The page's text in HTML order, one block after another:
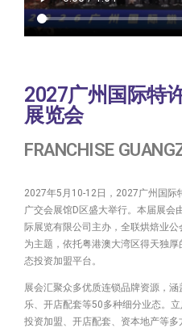
2027广州国际特
展览会
FRANCHISE
2027年5月10-12日，2027广州国际
广交会展馆D区盛大举行。本届展会
际展览有限公司主办，全联烘焙业公
为主题，依托粤港澳大湾区得天独
态投资加盟平台。
展会汇聚众多优质连锁品牌资源，
乐、开店配套等50多种细分业态。
投资加盟、开店配套、资本地产等